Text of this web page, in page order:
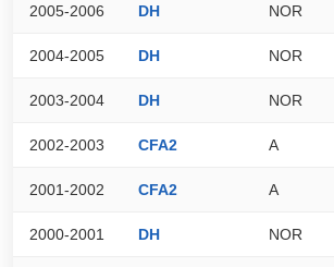
2005-2006 DH NOR
2004-2005 DH NOR
2003-2004 DH NOR
2002-2003 CFA2 A
2001-2002 CFA2 A
2000-2001 DH NOR